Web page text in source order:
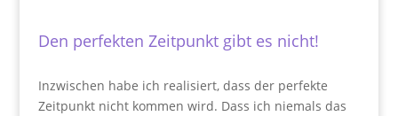
Den perfekten Zeitpunkt gibt es nicht!
Inzwischen habe ich realisiert, dass der perfekte
Zeitpunkt nicht kommen wird. Dass ich niemals das